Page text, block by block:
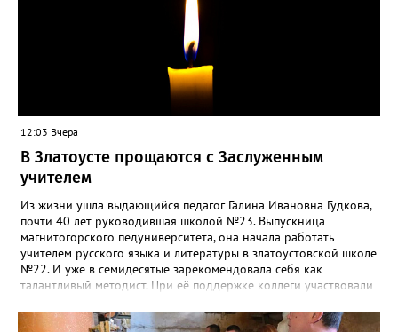
12:03 Вчера
В Златоусте прощаются с Заслуженным
учителем
Из жизни ушла выдающийся педагог Галина Ивановна Гудкова,
почти 40 лет руководившая школой №23. Выпускница
магнитогорского педуниверситета, она начала работать
учителем русского языка и литературы в златоустовской школе
№22. И уже в семидесятые зарекомендовала себя как
талантливый методист. При её поддержке коллеги участвовали
«Благодаря её мудрому руководству в школе сформировался